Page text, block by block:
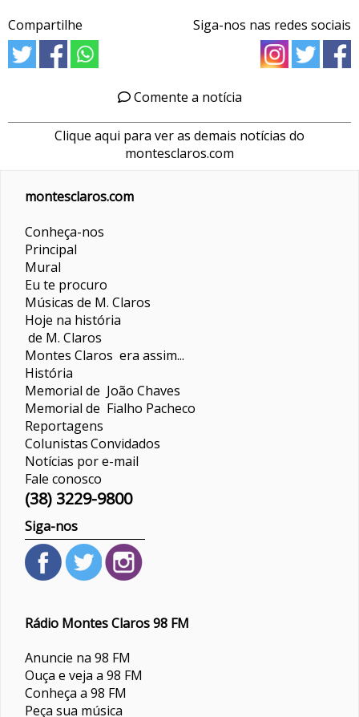
Compartilhe Siga-nos nas redes sociais
Comente a notícia
Clique aqui para ver as demais notícias do
montesclaros.com
montesclaros.com
Conheça-nos
Principal
Mural
Eu te procuro
Músicas de M. Claros
Hoje na história
de M. Claros
Montes Claros era assim...
História
Memorial de João Chaves
Memorial de Fialho Pacheco
Reportagens
ColunistasConvidados
Notícias por e-mail
Fale conosco
(38) 3229-9800
Siga-nos
Rádio Montes Claros 98 FM
Anuncie na 98 FM
Ouça e veja a 98 FM
Conheça a 98 FM
Peça sua música